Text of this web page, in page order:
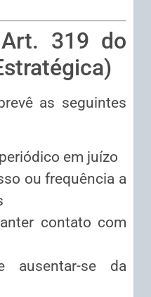
319 do
as seguintes
em juízo
ou frequência a
contato com
se da